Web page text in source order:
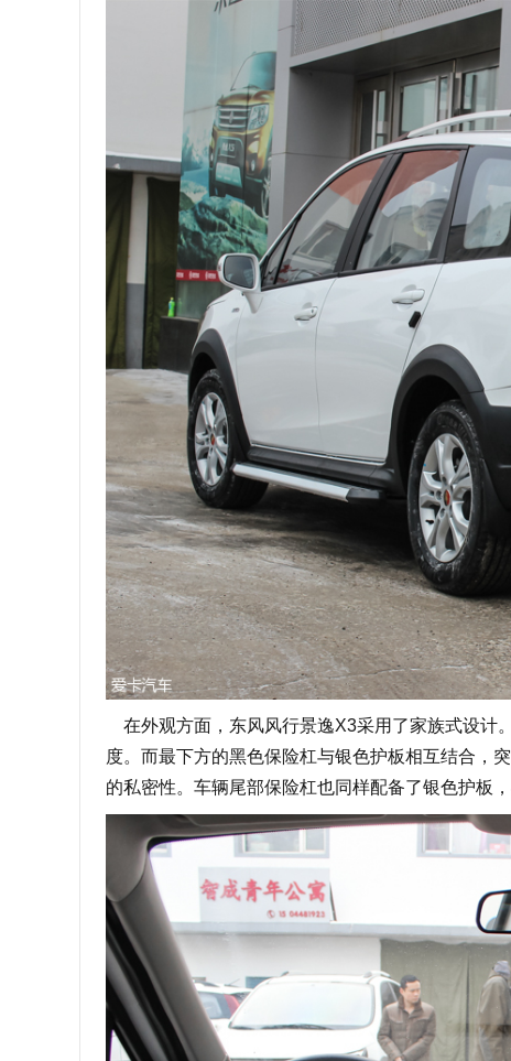
在外观方面，东风风行景逸X3采用了家族式设计
度。而最下方的黑色保险杠与银色护板相互结合，
的私密性。车辆尾部保险杠也同样配备了银色护板